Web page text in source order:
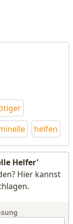
helfen
Helfer'
Hier kannst